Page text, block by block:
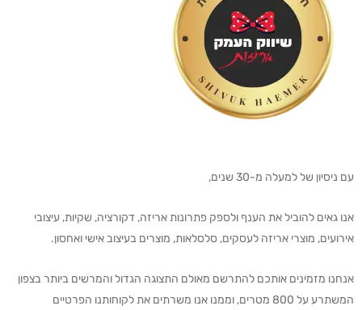
עם ניסיון של למעלה מ-30 שנים,
אנו גאים להוביל את הענף ולספק פתרונות אריזה, דקורציה, שקיות, עיצובי
אירועים, מוצרי אריזה לעסקים, סלסלאות, מוצרים בעיצוב אישי ואחסון.
אנחנו מזמינים אותכם להתרשם מאולם התצוגה הגדול והמרשים ביותר בצפון
המשתרע על 800 מטרים, וממנו אנו משרתים את לקוחותנו הפרטיים